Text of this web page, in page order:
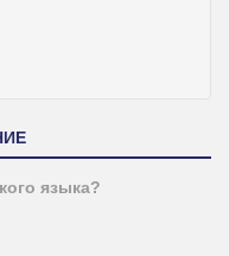
языка?